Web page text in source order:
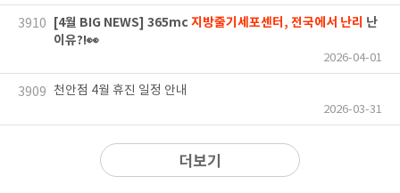
3910 [4월 BIG NEWS] 365mc 지방줄기세포센터, 전국에서 난리 난
이유?!👀
2026-04-01
3909 천안점 4월 휴진 일정 안내
2026-03-31
더보기